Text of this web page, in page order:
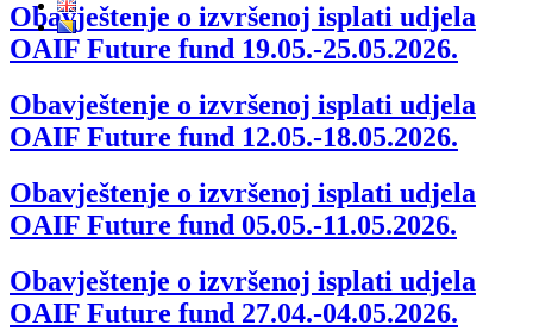
Obavještenje o izvršenoj isplati udjela
OAIF Future fund 19.05.-25.05.2026.
Obavještenje o izvršenoj isplati udjela
OAIF Future fund 12.05.-18.05.2026.
Obavještenje o izvršenoj isplati udjela
OAIF Future fund 05.05.-11.05.2026.
Obavještenje o izvršenoj isplati udjela
OAIF Future fund 27.04.-04.05.2026.